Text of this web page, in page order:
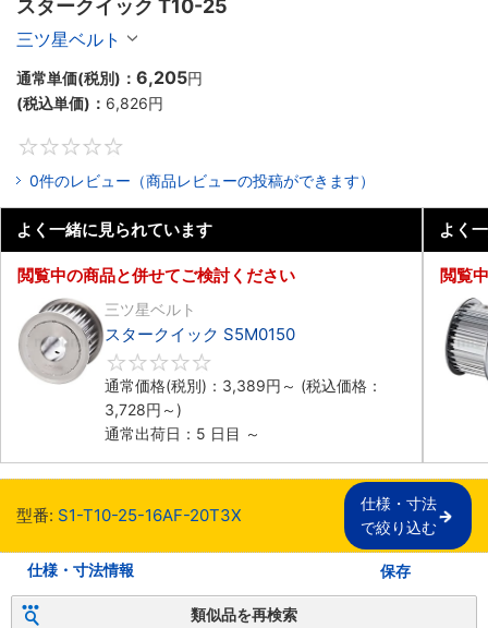
スタークイック T10-25
三ツ星ベルト
通常単価(税別)： 6,205円
(税込単価)： 6,826円
0件のレビュー（商品レビューの投稿ができます）
よく一緒に見られています
閲覧中の商品と併せてご検討ください
三ツ星ベルト
スタークイック S5M0150
通常価格(税別)： 3,389円 ～ (税込価格：
3,728円 ～)
通常出荷日：5 日目 ～
よく
閲覧
型番: S1-T10-25-16AF-20T3X
仕様・寸法
で絞り込む
仕様・寸法情報 保存
類似品を再検索